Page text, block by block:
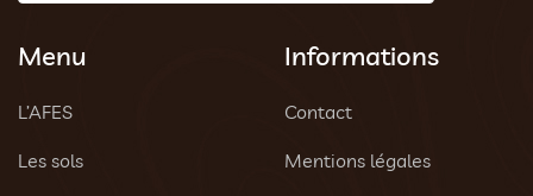
Menu
L’AFES
Les sols
Informations
Contact
Mentions légales